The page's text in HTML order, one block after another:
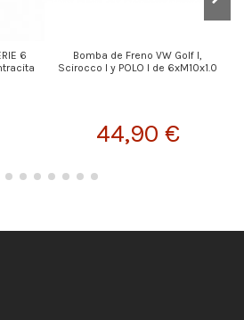
6
Bomba de Freno VW Golf I,
Scirocco I y POLO I de 6xM10x1.0
44,90 €